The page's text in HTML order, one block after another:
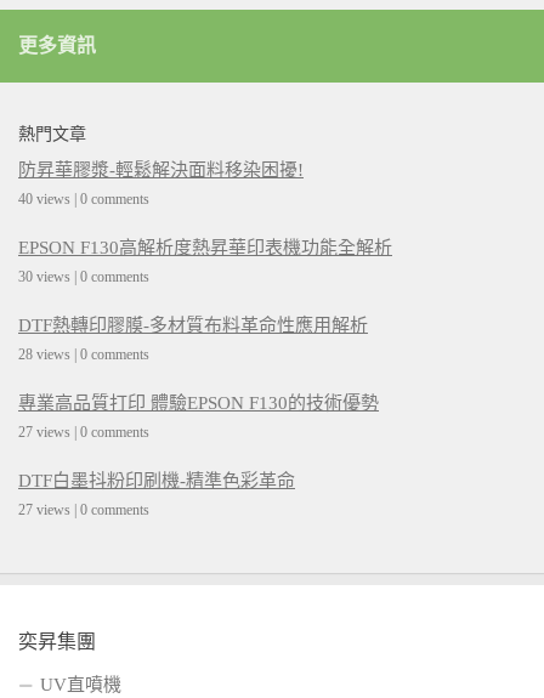
更多資訊
熱門文章
防昇華膠漿-輕鬆解決面料移染困擾!
40 views | 0 comments
EPSON F130高解析度熱昇華印表機功能全解析
30 views | 0 comments
DTF熱轉印膠膜-多材質布料革命性應用解析
28 views | 0 comments
專業高品質打印 體驗EPSON F130的技術優勢
27 views | 0 comments
DTF白墨抖粉印刷機-精準色彩革命
27 views | 0 comments
奕昇集團
UV直噴機